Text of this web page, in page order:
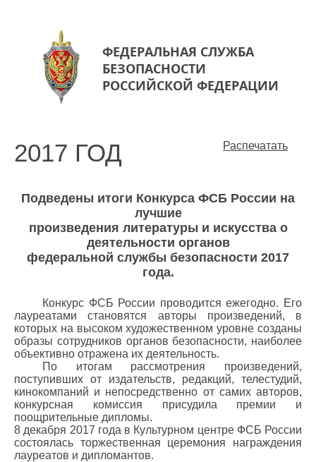
ФЕДЕРАЛЬНАЯ СЛУЖБА
БЕЗОПАСНОСТИ
РОССИЙСКОЙ ФЕДЕРАЦИИ
Распечатать
2017 ГОД
Подведены итоги Конкурса ФСБ России на
лучшие
произведения литературы и искусства о
деятельности органов
федеральной службы безопасности 2017
года.
Конкурс ФСБ России проводится ежегодно. Его
лауреатами становятся авторы произведений, в
которых на высоком художественном уровне созданы
образы сотрудников органов безопасности, наиболее
объективно отражена их деятельность.
По итогам рассмотрения произведений,
поступивших от издательств, редакций, телестудий,
кинокомпаний и непосредственно от самих авторов,
конкурсная комиссия присудила премии и
поощрительные дипломы.
8 декабря 2017 года в Культурном центре ФСБ России
состоялась торжественная церемония награждения
лауреатов и дипломантов.